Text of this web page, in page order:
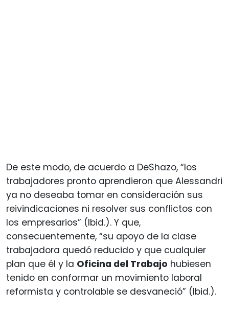
De este modo, de acuerdo a DeShazo, “los
trabajadores pronto aprendieron que Alessandri
ya no deseaba tomar en consideración sus
reivindicaciones ni resolver sus conflictos con
los empresarios” (Ibid.). Y que,
consecuentemente, “su apoyo de la clase
trabajadora quedó reducido y que cualquier
plan que él y la Oficina del Trabajo hubiesen
tenido en conformar un movimiento laboral
reformista y controlable se desvaneció” (Ibid.).